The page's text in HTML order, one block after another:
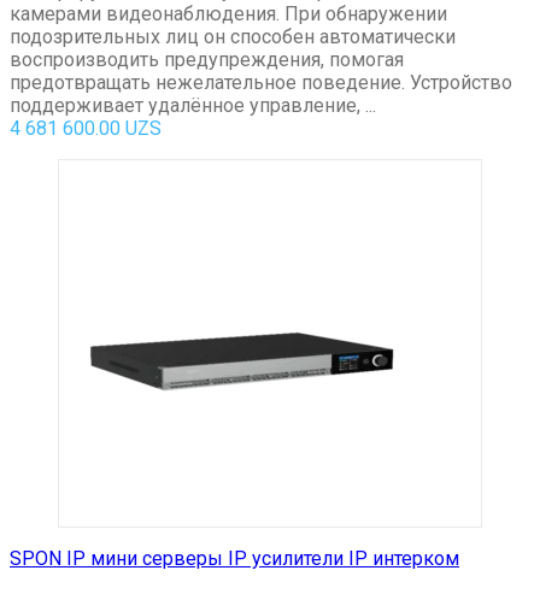
камерами видеонаблюдения. При обнаружении
подозрительных лиц он способен автоматически
воспроизводить предупреждения, помогая
предотвращать нежелательное поведение. Устройство
поддерживает удалённое управление, ...
4 681 600.00 UZS
SPON IP мини серверы IP усилители IP интерком